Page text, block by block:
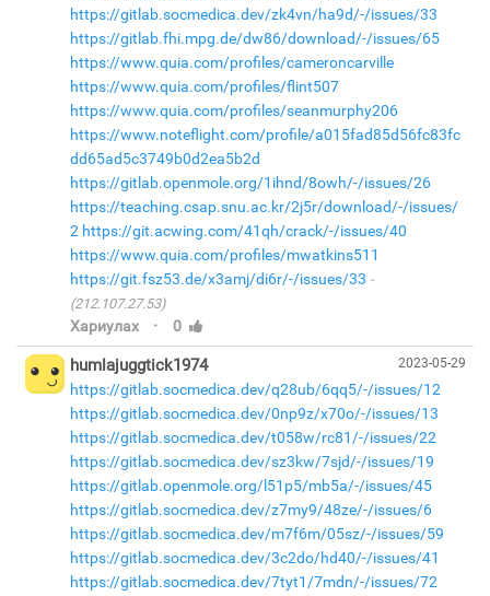
https://gitlab.socmedica.dev/zk4vn/ha9d/-/issues/33
https://gitlab.fhi.mpg.de/dw86/download/-/issues/65
https://www.quia.com/profiles/cameroncarville
https://www.quia.com/profiles/flint507
https://www.quia.com/profiles/seanmurphy206
https://www.noteflight.com/profile/a015fad85d56fc83fc
dd65ad5c3749b0d2ea5b2d
https://gitlab.openmole.org/1ihnd/8owh/-/issues/26
https://teaching.csap.snu.ac.kr/2j5r/download/-/issues/
2 https://git.acwing.com/41qh/crack/-/issues/40
https://www.quia.com/profiles/mwatkins511
https://git.fsz53.de/x3amj/di6r/-/issues/33
(212.107.27.53)
Хариулах · 0
2023-05-29
humlajuggtick1974
https://gitlab.socmedica.dev/q28ub/6qq5/-/issues/12
https://gitlab.socmedica.dev/0np9z/x70o/-/issues/13
https://gitlab.socmedica.dev/t058w/rc81/-/issues/22
https://gitlab.socmedica.dev/sz3kw/7sjd/-/issues/19
https://gitlab.openmole.org/l51p5/mb5a/-/issues/45
https://gitlab.socmedica.dev/z7my9/48ze/-/issues/6
https://gitlab.socmedica.dev/m7f6m/05sz/-/issues/59
https://gitlab.socmedica.dev/3c2do/hd40/-/issues/41
https://gitlab.socmedica.dev/7tyt1/7mdn/-/issues/72